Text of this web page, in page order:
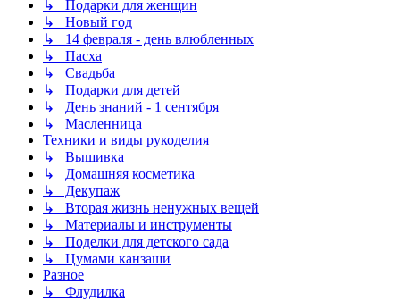
↳ Подарки для женщин
↳ Новый год
↳ 14 февраля - день влюбленных
↳ Пасха
↳ Свадьба
↳ Подарки для детей
↳ День знаний - 1 сентября
↳ Масленница
Техники и виды рукоделия
↳ Вышивка
↳ Домашняя косметика
↳ Декупаж
↳ Вторая жизнь ненужных вещей
↳ Материалы и инструменты
↳ Поделки для детского сада
↳ Цумами канзаши
Разное
↳ Флудилка